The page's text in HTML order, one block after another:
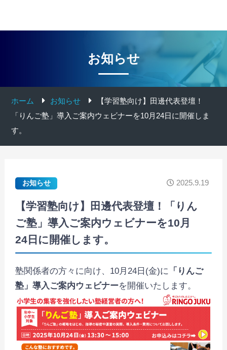
お知らせ
ホーム お知らせ
【学習塾向け】田邊代表登壇！
「りんご塾」導入ご案内ウェビナーを10月24日に開催しま
す。
お知らせ 2025.9.19
【学習塾向け】田邊代表登壇！「りん
ご塾」導入ご案内ウェビナーを10月
24日に開催します。
塾関係者の方々に向け、10月24日(金)に 「りんご
塾」導入ご案内ウェビナーを開催いたします。